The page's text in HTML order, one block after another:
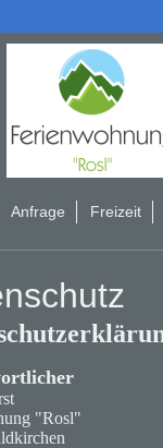
Anfrage Freizeit
"Rosl"